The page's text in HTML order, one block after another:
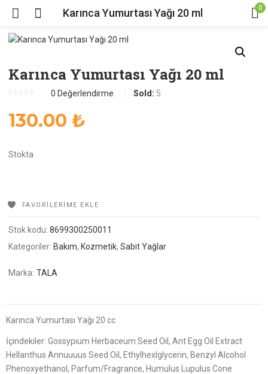
Karınca Yumurtası Yağı 20 ml 0
Karınca Yumurtası Yağı 20 ml
0 Değerlendirme Sold: 5
130.00 ₺
Stokta
FAVORILERIME EKLE
Stok kodu:8699300250011
Kategoriler: Bakım, Kozmetik,Sabit Yağlar
Marka: TALA
Karınca Yumurtası Yağı 20 cc
İçindekiler: Gossypıum Herbaceum Seed Oil, Ant Egg Oil Extract
Hellanthus Annuuuus Seed Oil, Ethylhexlglycerin, Benzyl Alcohol
Phenoxyethanol, Parfum/Fragrance, Humulus Lupulus Cone